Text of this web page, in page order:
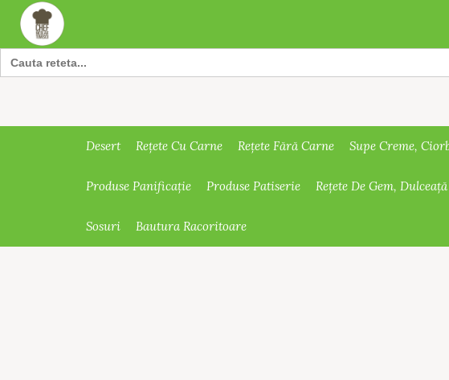
Search
for:
Desert Rețete Cu Carne Rețete Fără Carne Supe Creme,
Produse Panificație Produse Patiserie Rețete De Gem,
Sosuri Bautura Racoritoare